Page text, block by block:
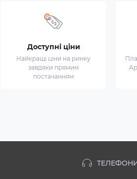
Доступні ціни
Найкращі ціни на ринку
завдяки прямим
постачанням